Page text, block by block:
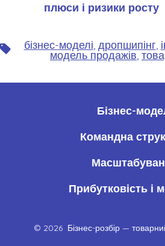
плюси і ризики росту
Позначкибізнес-моделі дропшипінг
модель продажів
Бізнес-
Командна
Прибутковість і
© 2026 Бізнес-розбір —